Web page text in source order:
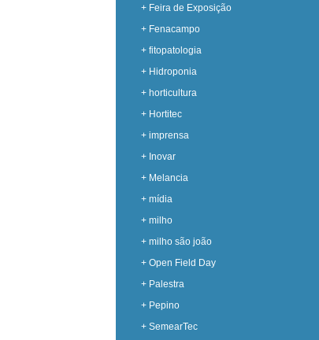
+ Feira de Exposição
+ Fenacampo
+ fitopatologia
+ Hidroponia
+ horticultura
+ Hortitec
+ imprensa
+ Inovar
+ Melancia
+ mídia
+ milho
+ milho são joão
+ Open Field Day
+ Palestra
+ Pepino
+ SemearTec